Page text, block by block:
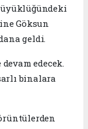
Göksun
geldi.
edecek.
binalara